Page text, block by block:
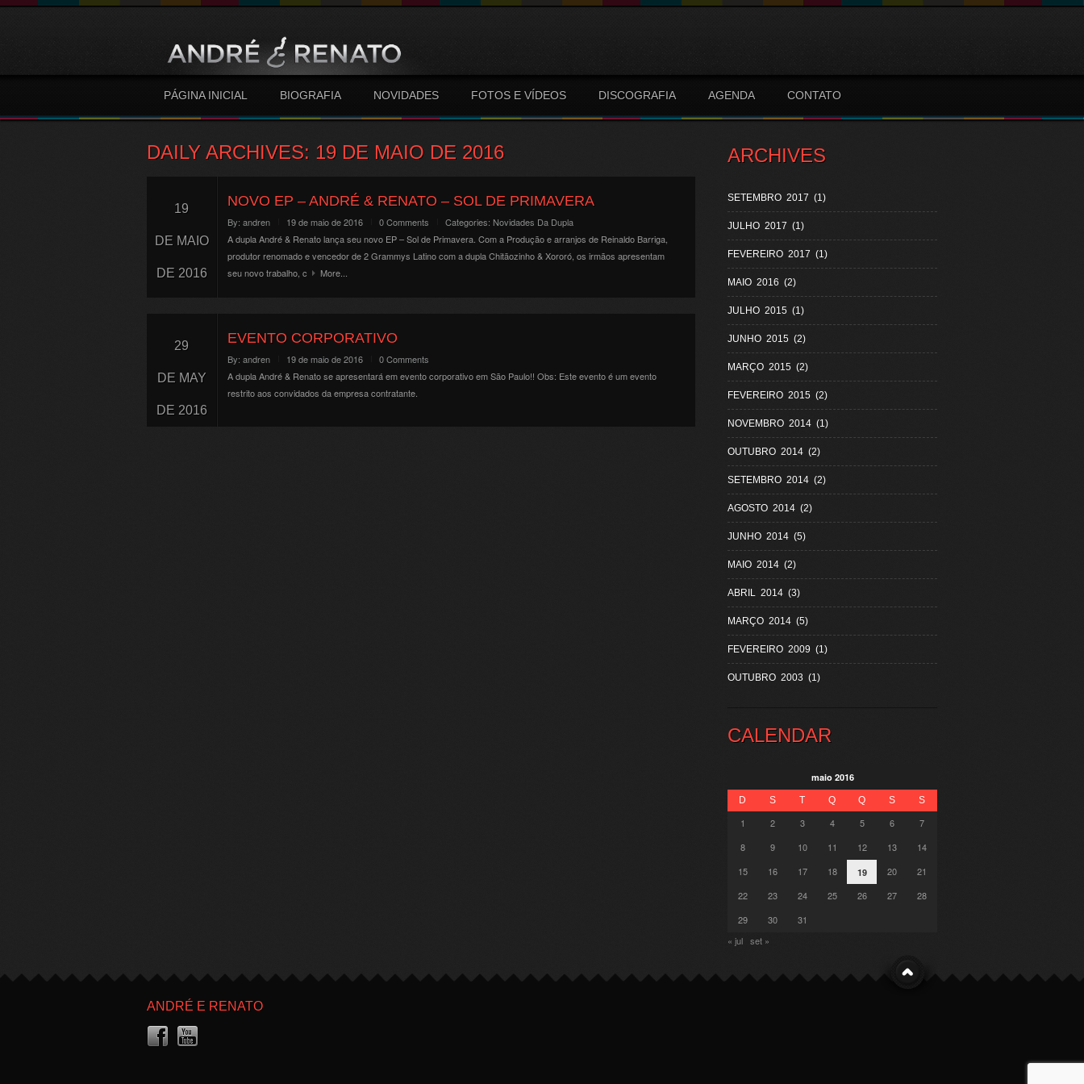
PÁGINA INICIAL BIOGRAFIA NOVIDADES FOTOS E VÍDEOS DISCOGRAFIA AGENDA CONTATO
DAILY ARCHIVES: 19 DE MAIO DE 2016
19
DE MAIO
DE 2016
NOVO EP – ANDRÉ & RENATO – SOL DE PRIMAVERA
By: andren 19 de maio de 2016 0 Comments Categories: Novidades Da Dupla
A dupla André & Renato lança seu novo EP – Sol de Primavera. Com a Produção e arranjos de Reinaldo Barriga,
produtor renomado e vencedor de 2 Grammys Latino com a dupla Chitãozinho & Xororó, os irmãos apresentam
seu novo trabalho, c
More...
29
DE MAY
DE 2016
EVENTO CORPORATIVO
By: andren 19 de maio de 2016
0 Comments
A dupla André & Renato se apresentará em evento corporativo em São Paulo!! Obs: Este evento é um evento
restrito aos convidados da empresa contratante.
ARCHIVES
SETEMBRO 2017 (1)
JULHO 2017 (1)
FEVEREIRO 2017 (1)
MAIO 2016 (2)
JULHO 2015 (1)
JUNHO 2015 (2)
MARÇO 2015 (2)
FEVEREIRO 2015 (2)
NOVEMBRO 2014 (1)
OUTUBRO 2014 (2)
SETEMBRO 2014 (2)
AGOSTO 2014 (2)
JUNHO 2014 (5)
MAIO 2014 (2)
ABRIL 2014 (3)
MARÇO 2014 (5)
FEVEREIRO 2009 (1)
OUTUBRO 2003 (1)
CALENDAR
maio 2016
D S T Q Q S S
1 2 3 4 5 6
7
8
9 10 11 12 13
14
15
16 17 18 19 20
21
22
23 24 25 26 27
28
29
30
31
« jul set »
ANDRÉ E RENATO